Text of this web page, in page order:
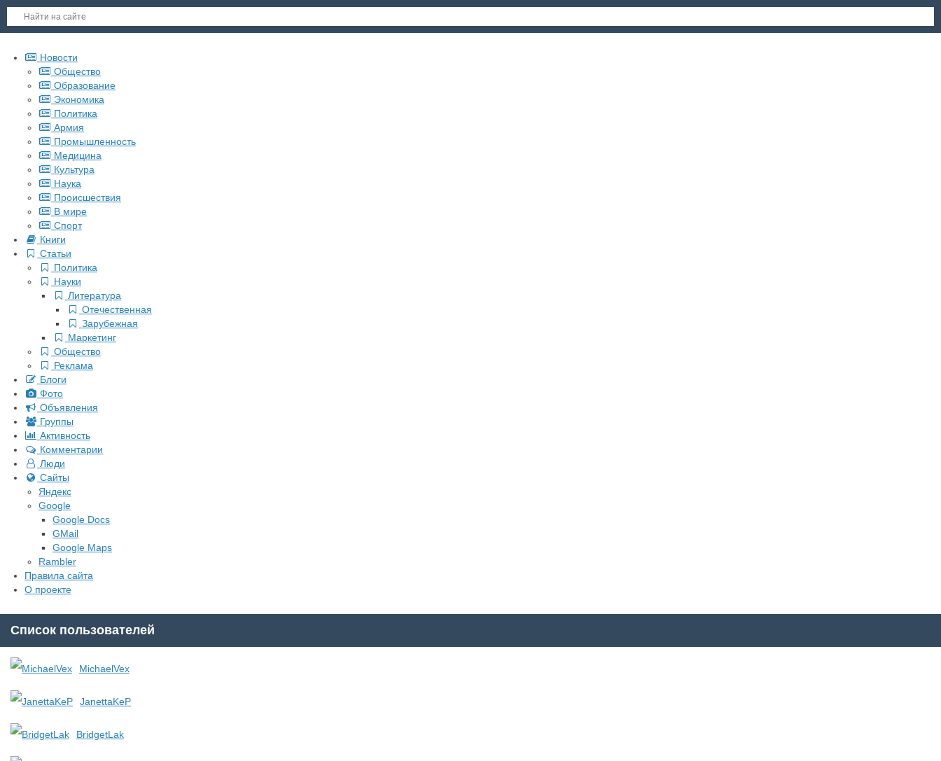
Новости
Общество
Образование
Экономика
Политика
Армия
Промышленность
Медицина
Культура
Наука
Происшествия
В мире
Спорт
Книги
Статьи
Политика
Науки
Литература
Отечественная
Зарубежная
Маркетинг
Общество
Реклама
Блоги
Фото
Объявления
Группы
Активность
Комментарии
Люди
Сайты
Яндекс
Google
Google Docs
GMail
Google Maps
Rambler
Правила сайта
О проекте
Список пользователей
MichaelVex
JanettaKeP
BridgetLak